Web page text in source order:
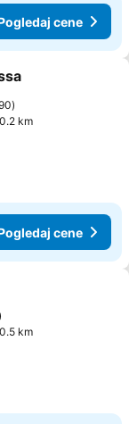
cene
km
cene
km